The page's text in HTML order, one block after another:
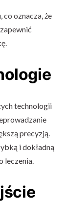
co oznacza, że
technologii
precyzją.
i dokładną
leczenia.